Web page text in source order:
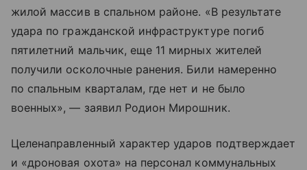
жилой массив в спальном районе. «В результате
удара по гражданской инфраструктуре погиб
пятилетний мальчик, еще 11 мирных жителей
получили осколочные ранения. Били намеренно
по спальным кварталам, где нет и не было
военных», — заявил Родион Мирошник.
Целенаправленный характер ударов подтверждает
и «дроновая охота» на персонал коммунальных